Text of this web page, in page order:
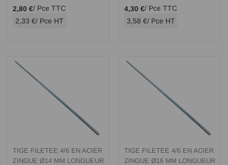
2,80 €/ Pce TTC
2,33 €/ Pce HT
4,30 €/ Pce TTC
3,58 €/ Pce HT
TIGE FILETEE 4/6 EN ACIER
ZINGUE Ø14 MM LONGUEUR
TIGE FILETEE 4/6 EN ACIER
ZINGUE Ø16 MM LONGUEUR